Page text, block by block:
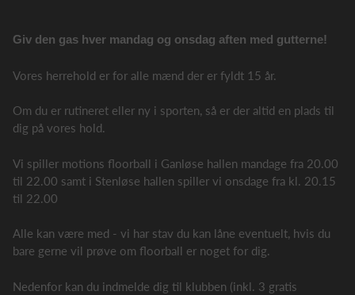
Giv den gas hver mandag og onsdag aften med gutterne!
Vores herrehold er for alle mænd der er fyldt 15 år.
Om du er rutineret eller ny i sporten, så er der altid en plads til
dig på vores hold.
Vi spiller motions floorball i Ganløse hallen mandage fra 20.00
til 22.00 samt i Stenløse hallen spiller vi onsdage fra kl. 20.15
til 22.00
Alle kan være med - vi har stav du kan låne eventuelt, hvis du
bare gerne vil prøve om floorball er noget for dig.
Nedenfor kan du indmelde dig til klubben (inkl. 3 gratis